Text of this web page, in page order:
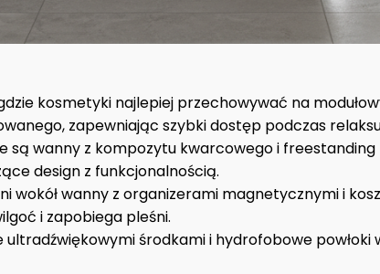
kosmetyki najlepiej przechowywać na
zapewniając szybki dostęp podczas
są wanny z kompozytu kwarcowego i
design z funkcjonalnością.
wokół wanny z organizerami magnetycznymi i
i zapobiega pleśni.
ultradźwiękowymi środkami i hydrofobowe powłoki